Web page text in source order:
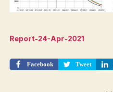
Report-24-Apr-2021
Facebook Tweet